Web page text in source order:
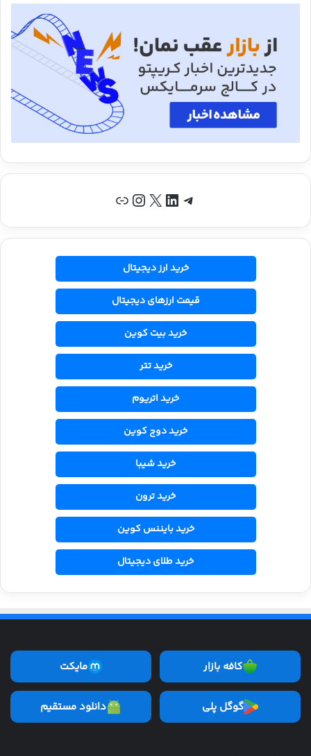
تلگرام لینکداین X اینستاگرم پیوند
خرید ارز دیجیتال
قیمت ارزهای دیجیتال
خرید بیت کوین
خرید تتر
خرید اتریوم
خرید دوج کوین
خرید شیبا
خرید ترون
خرید بایننس کوین
خرید طلای دیجیتال
کافه بازار مایکت
گوگل پلی دانلود مستقیم